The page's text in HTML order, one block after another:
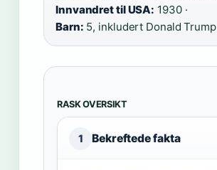
Innvandret til USA: 1930 ·
Barn: 5, inkludert Donald Trump
RASK OVERSIKT
1 Bekreftede fakta